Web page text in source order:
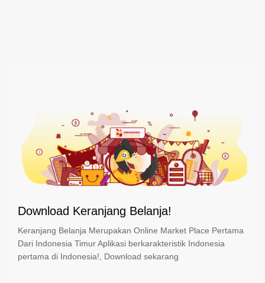
Download Keranjang Belanja!
Keranjang Belanja Merupakan Online Market Place Pertama
Dari Indonesia Timur Aplikasi berkarakteristik Indonesia
pertama di Indonesia!, Download sekarang